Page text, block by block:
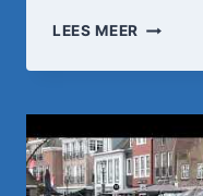
LEES MEER DE
TIKT
VERDER